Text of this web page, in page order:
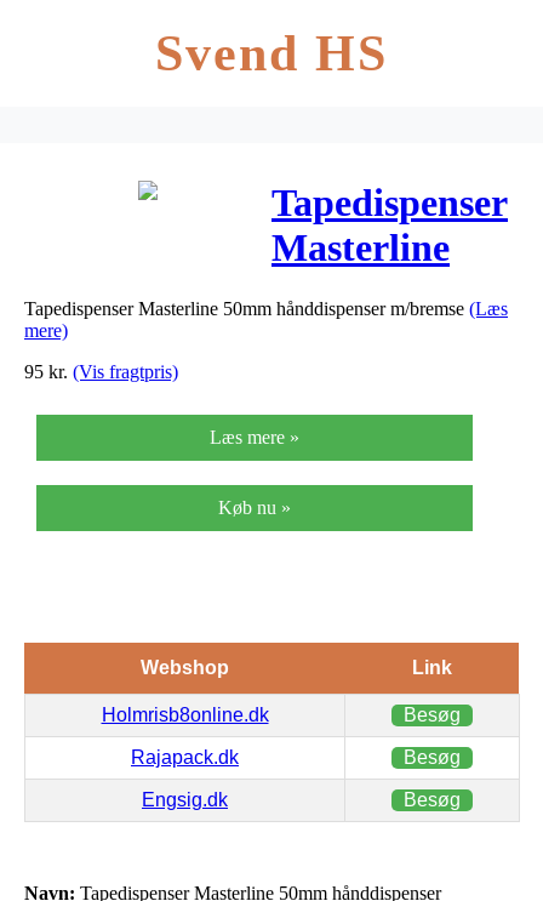
Svend HS
Tapedispenser
Masterline
50mm
Tapedispenser Masterline 50mm hånddispenser m/bremse (Læs
mere)
95 kr. (Vis fragtpris)
Læs mere »
Køb nu »
Webshop Link
Holmrisb8online.dk Besøg
Rajapack.dk Besøg
Engsig.dk Besøg
Navn: Tapedispenser Masterline 50mm hånddispenser